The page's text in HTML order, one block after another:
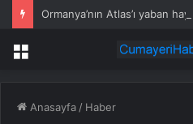
Ormanya’nın Atlas’ı yaban
Menü
Anasayfa / Haber